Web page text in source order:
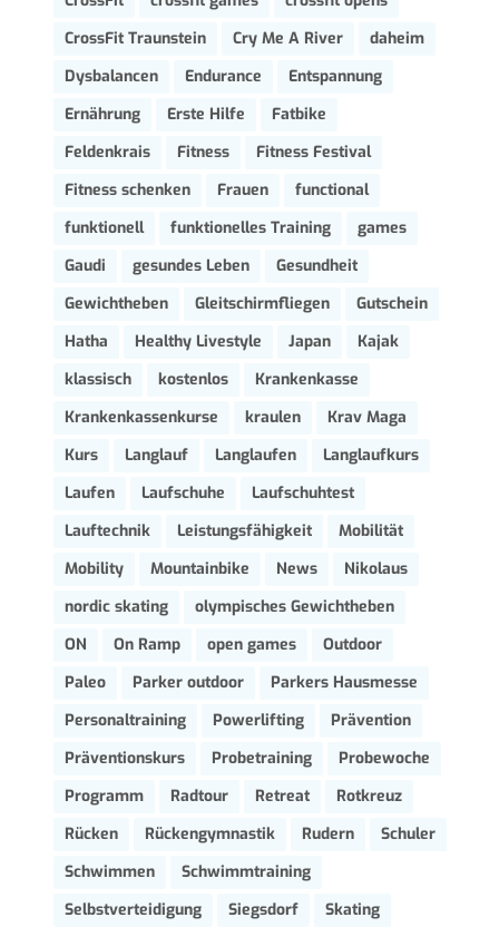
CrossFit Traunstein
Cry Me A River
daheim
Dysbalancen
Endurance
Entspannung
Ernährung
Erste Hilfe
Fatbike
Feldenkrais
Fitness
Fitness Festival
Fitness schenken
Frauen
functional
funktionell
funktionelles Training
games
Gaudi
gesundes Leben
Gesundheit
Gewichtheben
Gleitschirmfliegen
Gutschein
Hatha
Healthy Livestyle Japan
Kajak
klassisch
kostenlos
Krankenkasse
Krankenkassenkurse
kraulen
Krav Maga
Kurs
Langlauf Langlaufen
Langlaufkurs
Laufen
Laufschuhe
Laufschuhtest
Lauftechnik
Leistungsfähigkeit
Mobilität
Mobility
Mountainbike News
Nikolaus
nordic skating
olympisches Gewichtheben
ON
On Ramp open games
Outdoor
Paleo
Parker outdoor
Parkers Hausmesse
Personaltraining
Powerlifting
Prävention
Präventionskurs
Probetraining
Probewoche
Programm
Radtour Retreat
Rotkreuz
Rücken
Rückengymnastik Rudern
Schuler
Schwimmen
Schwimmtraining
Selbstverteidigung
Siegsdorf
Skating